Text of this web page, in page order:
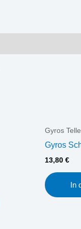
Gyros
Gyros
13,80 €
In